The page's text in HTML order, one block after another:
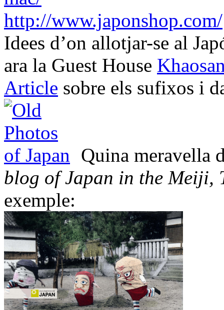
http://www.japonshop.com/
Idees d’on allotjar-se al
ara la Guest House
Article sobre els sufixos i
Quina meravella
blog of Japan in the Meiji,
exemple: